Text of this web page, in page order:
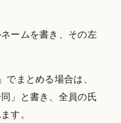
ームを書き、その左
まとめる場合は、
」と書き、全員の氏
す。